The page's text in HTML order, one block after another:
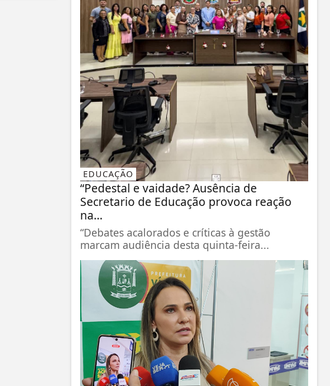
EDUCAÇÃO
“Pedestal e vaidade? Ausência de
Secretario de Educação provoca reação
na...
“Debates acalorados e críticas à gestão
marcam audiência desta quinta-feira...